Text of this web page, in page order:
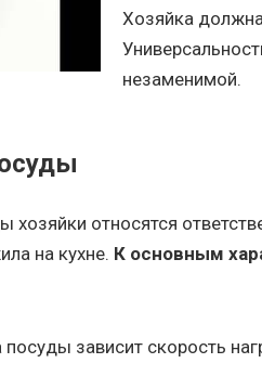
Хозяйка
незаменимой.
хозяйки относятся
на кухне. К основным
зависит скорость